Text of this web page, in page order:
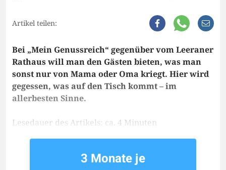
Artikel teilen:
Bei „Mein Genussreich“ gegenüber vom Leeraner
Rathaus will man den Gästen bieten, was man
sonst nur von Mama oder Oma kriegt. Hier wird
gegessen, was auf den Tisch kommt – im
allerbesten Sinne.
Lesedauer des Artikels: ca. 4 Minuten
3 Monate je